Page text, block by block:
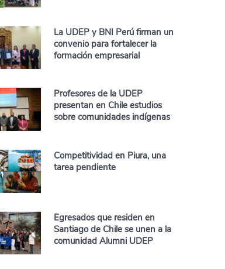
La UDEP y BNI Perú firman un
convenio para fortalecer la
formación empresarial
Profesores de la UDEP
presentan en Chile estudios
sobre comunidades indígenas
Competitividad en Piura, una
tarea pendiente
Egresados que residen en
Santiago de Chile se unen a la
comunidad Alumni UDEP